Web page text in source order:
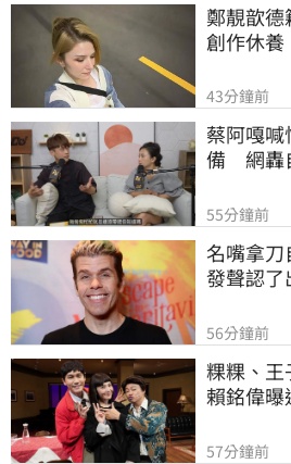
鄭靚歆德
創作休養
43分鐘前
蔡阿嘎
備　網轟
55分鐘前
名嘴拿刀
發聲認了
56分鐘前
粿粿、
賴銘偉曝
57分鐘前